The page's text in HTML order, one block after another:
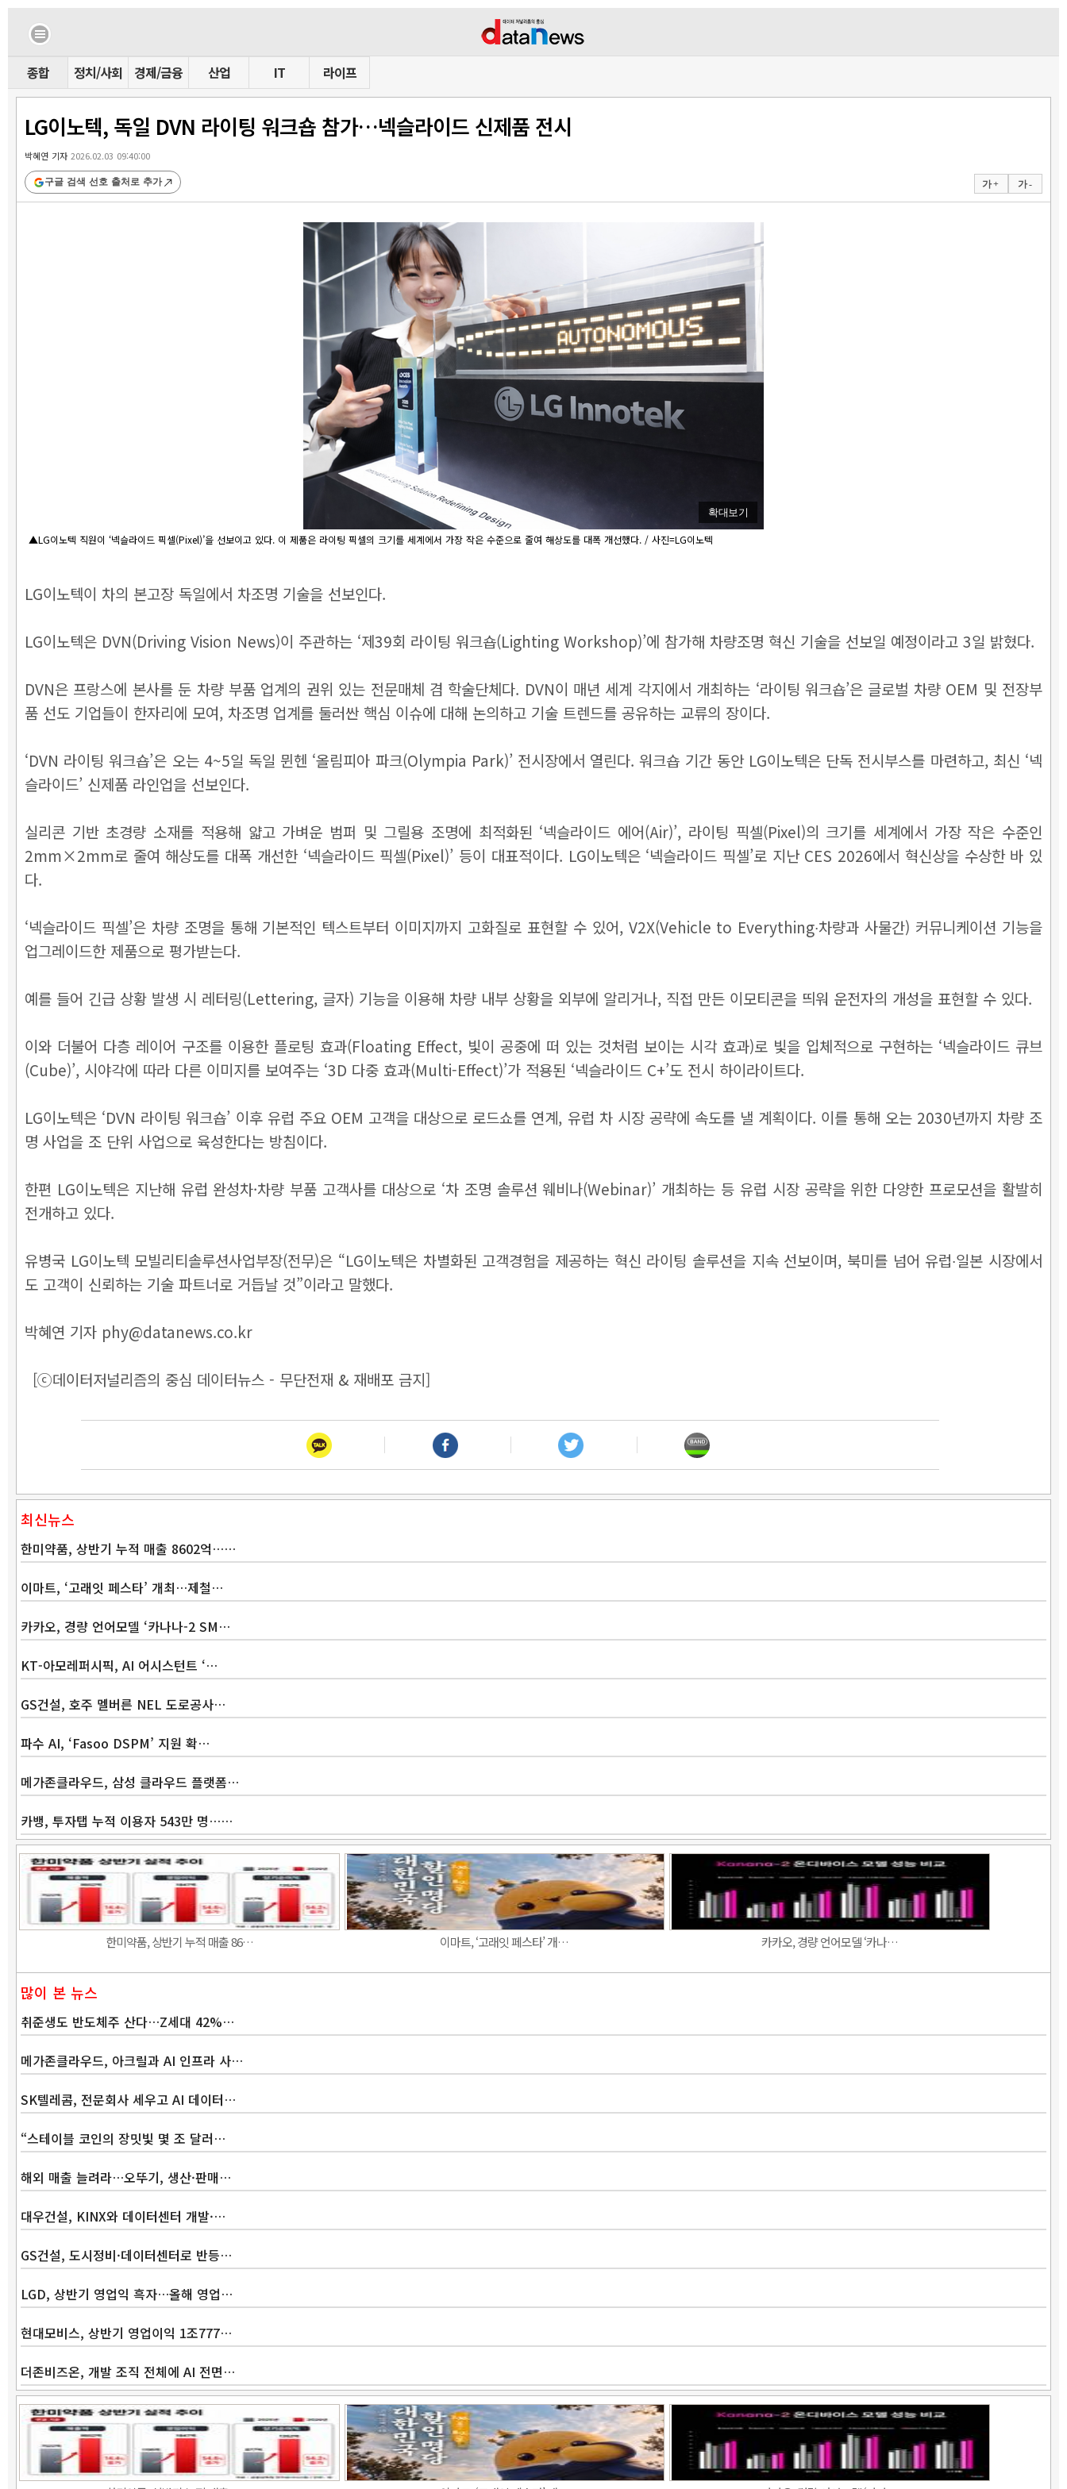
종합 정치/사회 경제/금융 산업 IT 라이프
LG이노텍, 독일 DVN 라이팅 워크숍 참가…넥슬라이드 신제품 전시
박혜연 기자2026.02.03 09:40:00
가 + 가 -
구글 검색 선호 출처로 추가
확대보기
▲LG이노텍 직원이 ‘넥슬라이드 픽셀(Pixel)’을 선보이고 있다. 이 제품은 라이팅 픽셀의 크기를 세계에서 가장 작은 수준으로 줄여 해상도를 대폭 개선했다. / 사진=LG이노텍
LG이노텍이 차의 본고장 독일에서 차조명 기술을 선보인다.
LG이노텍은 DVN(Driving Vision News)이 주관하는 ‘제39회 라이팅 워크숍(Lighting Workshop)’에 참가해 차량조명 혁신 기술을 선보일 예정이라고 3일 밝혔다.
DVN은 프랑스에 본사를 둔 차량 부품 업계의 권위 있는 전문매체 겸 학술단체다. DVN이 매년 세계 각지에서 개최하는 ‘라이팅 워크숍’은 글로벌 차량 OEM 및 전장부
품 선도 기업들이 한자리에 모여, 차조명 업계를 둘러싼 핵심 이슈에 대해 논의하고 기술 트렌드를 공유하는 교류의 장이다.
‘DVN 라이팅 워크숍’은 오는 4~5일 독일 뮌헨 ‘올림피아 파크(Olympia Park)’ 전시장에서 열린다. 워크숍 기간 동안 LG이노텍은 단독 전시부스를 마련하고, 최신 ‘넥
슬라이드’ 신제품 라인업을 선보인다.
실리콘 기반 초경량 소재를 적용해 얇고 가벼운 범퍼 및 그릴용 조명에 최적화된 ‘넥슬라이드 에어(Air)’, 라이팅 픽셀(Pixel)의 크기를 세계에서 가장 작은 수준인
2mm×2mm로 줄여 해상도를 대폭 개선한 ‘넥슬라이드 픽셀(Pixel)’ 등이 대표적이다. LG이노텍은 ‘넥슬라이드 픽셀’로 지난 CES 2026에서 혁신상을 수상한 바 있
다.
‘넥슬라이드 픽셀’은 차량 조명을 통해 기본적인 텍스트부터 이미지까지 고화질로 표현할 수 있어, V2X(Vehicle to Everything∙차량과 사물간) 커뮤니케이션 기능을
업그레이드한 제품으로 평가받는다.
예를 들어 긴급 상황 발생 시 레터링(Lettering, 글자) 기능을 이용해 차량 내부 상황을 외부에 알리거나, 직접 만든 이모티콘을 띄워 운전자의 개성을 표현할 수 있다.
이와 더불어 다층 레이어 구조를 이용한 플로팅 효과(Floating Effect, 빛이 공중에 떠 있는 것처럼 보이는 시각 효과)로 빛을 입체적으로 구현하는 ‘넥슬라이드 큐브
(Cube)’, 시야각에 따라 다른 이미지를 보여주는 ‘3D 다중 효과(Multi-Effect)’가 적용된 ‘넥슬라이드 C+’도 전시 하이라이트다.
LG이노텍은 ‘DVN 라이팅 워크숍’ 이후 유럽 주요 OEM 고객을 대상으로 로드쇼를 연계, 유럽 차 시장 공략에 속도를 낼 계획이다. 이를 통해 오는 2030년까지 차량 조
명 사업을 조 단위 사업으로 육성한다는 방침이다.
한편 LG이노텍은 지난해 유럽 완성차·차량 부품 고객사를 대상으로 ‘차 조명 솔루션 웨비나(Webinar)’ 개최하는 등 유럽 시장 공략을 위한 다양한 프로모션을 활발히
전개하고 있다.
유병국 LG이노텍 모빌리티솔루션사업부장(전무)은 “LG이노텍은 차별화된 고객경험을 제공하는 혁신 라이팅 솔루션을 지속 선보이며, 북미를 넘어 유럽∙일본 시장에서
도 고객이 신뢰하는 기술 파트너로 거듭날 것”이라고 말했다.
박혜연 기자 phy@datanews.co.kr
[ⓒ데이터저널리즘의 중심 데이터뉴스 - 무단전재 & 재배포 금지]
최신뉴스
한미약품, 상반기 누적 매출 8602억……
이마트, ‘고래잇 페스타’ 개최…제철…
카카오, 경량 언어모델 ‘카나나-2 SM…
KT-아모레퍼시픽, AI 어시스턴트 ‘…
GS건설, 호주 멜버른 NEL 도로공사…
파수 AI, ‘Fasoo DSPM’ 지원 확…
메가존클라우드, 삼성 클라우드 플랫폼…
카뱅, 투자탭 누적 이용자 543만 명……
한미약품, 상반기 누적 매출 86… 이마트, ‘고래잇 페스타’ 개… 카카오, 경량 언어모델 ‘카나…
많이 본 뉴스
취준생도 반도체주 산다…Z세대 42%…
메가존클라우드, 아크릴과 AI 인프라 사…
SK텔레콤, 전문회사 세우고 AI 데이터…
“스테이블 코인의 장밋빛 몇 조 달러…
해외 매출 늘려라…오뚜기, 생산·판매…
대우건설, KINX와 데이터센터 개발·…
GS건설, 도시정비·데이터센터로 반등…
LGD, 상반기 영업익 흑자…올해 영업…
현대모비스, 상반기 영업이익 1조777…
더존비즈온, 개발 조직 전체에 AI 전면…